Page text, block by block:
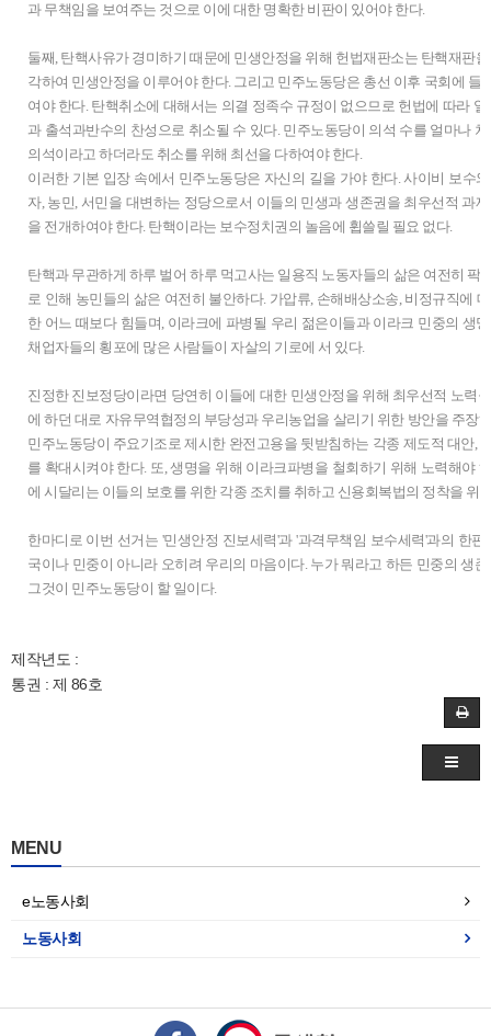
과 무책임을 보여주는 것으로 이에 대한 명확한 비판이 있어야 한다.
둘째, 탄핵사유가 경미하기 때문에 민생안정을 위해 헌법재판소는 탄핵재판
각하여 민생안정을 이루어야 한다. 그리고 민주노동당은 총선 이후 국회에 들
여야 한다. 탄핵취소에 대해서는 의결 정족수 규정이 없으므로 헌법에 따라
과 출석과반수의 찬성으로 취소될 수 있다. 민주노동당이 의석 수를 얼마나
의석이라고 하더라도 취소를 위해 최선을 다하여야 한다.
이러한 기본 입장 속에서 민주노동당은 자신의 길을 가야 한다. 사이비 보수
자, 농민, 서민을 대변하는 정당으로서 이들의 민생과 생존권을 최우선적 과
을 전개하여야 한다. 탄핵이라는 보수정치권의 놀음에 휩쓸릴 필요 없다.
탄핵과 무관하게 하루 벌어 하루 먹고사는 일용직 노동자들의 삶은 여전히 팍
로 인해 농민들의 삶은 여전히 불안하다. 가압류, 손해배상소송, 비정규직에
한 어느 때보다 힘들며, 이라크에 파병될 우리 젊은이들과 이라크 민중의 생
채업자들의 횡포에 많은 사람들이 자살의 기로에 서 있다.
진정한 진보정당이라면 당연히 이들에 대한 민생안정을 위해 최우선적 노력
에 하던 대로 자유무역협정의 부당성과 우리농업을 살리기 위한 방안을 주장
민주노동당이 주요기조로 제시한 완전고용을 뒷받침하는 각종 제도적 대안,
를 확대시켜야 한다. 또, 생명을 위해 이라크파병을 철회하기 위해 노력해야
에 시달리는 이들의 보호를 위한 각종 조치를 취하고 신용회복법의 정착을 위
한마디로 이번 선거는 '민생안정 진보세력'과 '과격무책임 보수세력'과의 한
국이나 민중이 아니라 오히려 우리의 마음이다. 누가 뭐라고 하든 민중의 생
그것이 민주노동당이 할 일이다.
제작년도 :
통권 : 제 86호
MENU
e노동사회
노동사회